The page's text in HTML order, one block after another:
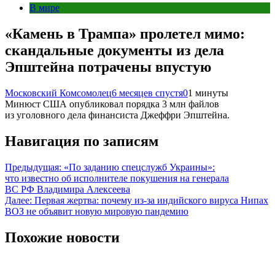
В мире
«Камень в Трампа» пролетел мимо:
скандальные документы из дела
Эпштейна потрачены впустую
Московский Комсомолец6 месяцев спустя01 минуты
Минюст США опубликовал порядка 3 млн файлов
из уголовного дела финансиста Джеффри Эпштейна.
Навигация по записям
Предыдущая: «По заданию спецслужб Украины»:
что известно об исполнителе покушения на генерала
ВС РФ Владимира Алексеева
Далее: Первая жертва: почему из-за индийского вируса Нипах
ВОЗ не объявит новую мировую пандемию
Похожие новости